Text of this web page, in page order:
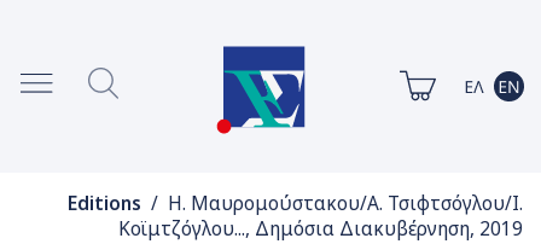
Editions / Η. Μαυρομούστακου/Α. Τσιφτσόγλου/Ι.
Κοϊμτζόγλου..., Δημόσια Διακυβέρνηση, 2019